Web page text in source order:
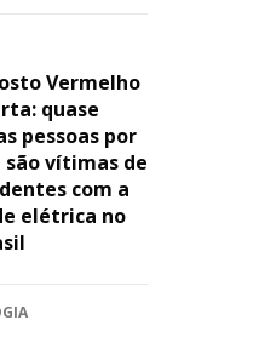
Vermelho
quase
pessoas por
são vítimas de
com a
elétrica no